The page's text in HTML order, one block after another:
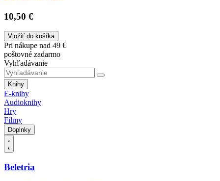
10,50 €
Vložiť do košíka
Pri nákupe nad 49 €
poštovné zadarmo
Vyhľadávanie
Knihy
E-knihy
Audioknihy
Hry
Filmy
Doplnky
Beletria